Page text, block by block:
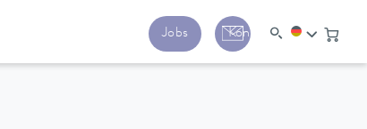
Jobs Kontakt